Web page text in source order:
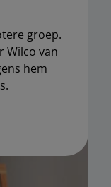
groep.
Wilco van
hem